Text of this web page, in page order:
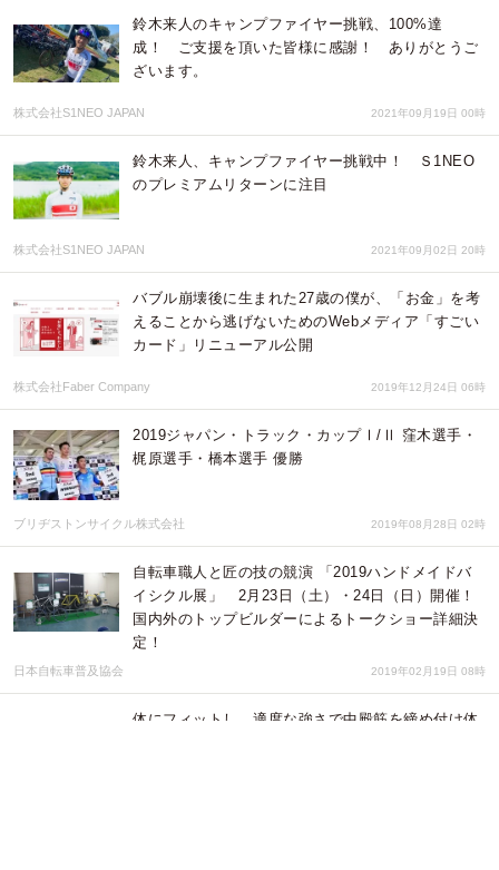
鈴木来人のキャンプファイヤー挑戦、100%達
成！ ご支援を頂いた皆様に感謝！ ありがとうご
ざいます。
株式会社S1NEO JAPAN 2021年09月19日 00時
鈴木来人、キャンプファイヤー挑戦中！ Ｓ1NEO
のプレミアムリターンに注目
株式会社S1NEO JAPAN 2021年09月02日 20時
バブル崩壊後に生まれた27歳の僕が、「お金」を考
えることから逃げないためのWebメディア「すごい
カード」リニューアル公開
株式会社Faber Company 2019年12月24日 06時
2019ジャパン・トラック・カップⅠ/Ⅱ 窪木選手・
梶原選手・橋本選手 優勝
ブリヂストンサイクル株式会社 2019年08月28日 02時
自転車職人と匠の技の競演 「2019ハンドメイドバ
イシクル展」 2月23日（土）・24日（日）開催！
国内外のトップビルダーによるトークショー詳細決
定！
日本自転車普及協会 2019年02月19日 08時
体にフィットし、適度な強さで中殿筋を締め付け体